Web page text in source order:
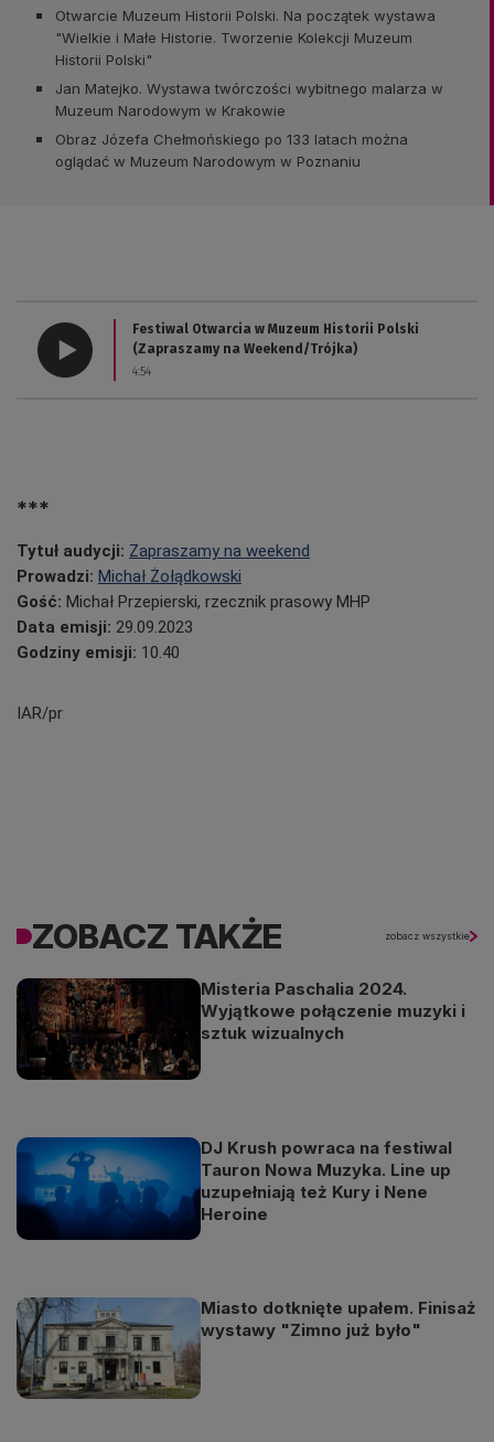
Otwarcie Muzeum Historii Polski. Na początek wystawa
"Wielkie i Małe Historie. Tworzenie Kolekcji Muzeum
Historii Polski"
Jan Matejko. Wystawa twórczości wybitnego malarza w
Muzeum Narodowym w Krakowie
Obraz Józefa Chełmońskiego po 133 latach można
oglądać w Muzeum Narodowym w Poznaniu
Festiwal Otwarcia w Muzeum Historii Polski
(Zapraszamy na Weekend/Trójka)
4:54
***
Tytuł audycji: Zapraszamy na weekend
Prowadzi: Michał Żołądkowski
Gość: Michał Przepierski, rzecznik prasowy MHP
Data emisji: 29.09.2023
Godziny emisji: 10.40
IAR/pr
ZOBACZ TAKŻE zobacz wszystkie
Misteria Paschalia 2024.
Wyjątkowe połączenie muzyki i
sztuk wizualnych
DJ Krush powraca na festiwal
Tauron Nowa Muzyka. Line up
uzupełniają też Kury i Nene
Heroine
Miasto dotknięte upałem. Finisaż
wystawy "Zimno już było"